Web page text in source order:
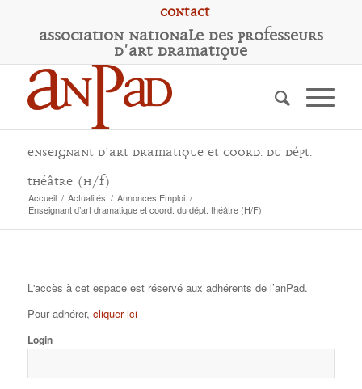
Contact
Association Nationale des Professeurs
d'Art Dramatique
Enseignant d’art dramatique et coord. du dépt.
théâtre (H/F)
Accueil / Actualités / Annonces Emploi /
Enseignant d’art dramatique et coord. du dépt. théâtre (H/F)
L'accès à cet espace est réservé aux adhérents de l’anPad.
Pour adhérer, cliquer ici
Login